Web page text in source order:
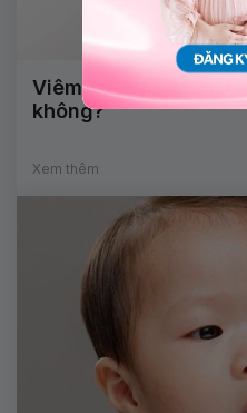
Viêm xoang trán có
không?
Xem thêm